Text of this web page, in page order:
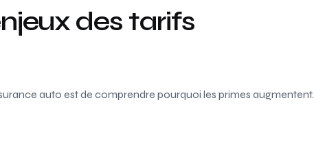
des tarifs
auto est de comprendre pourquoi les primes augmentent.